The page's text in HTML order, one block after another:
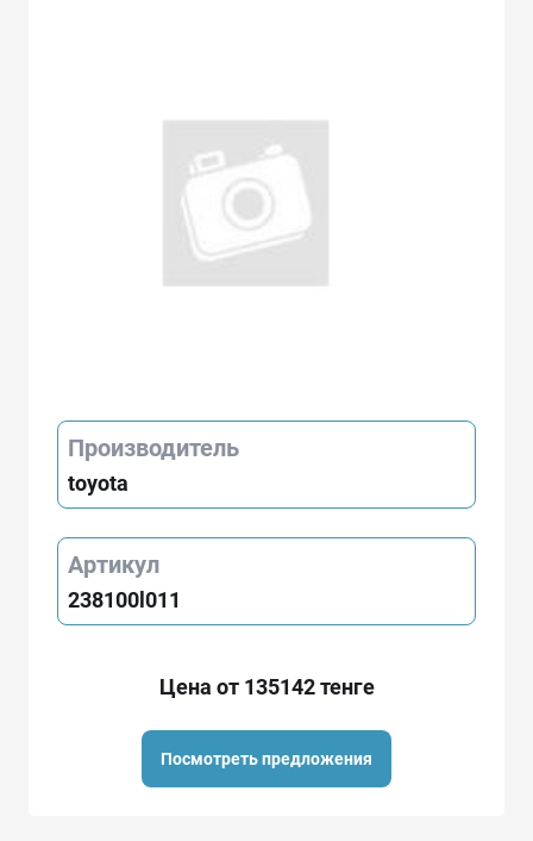
Производитель
toyota
Артикул
238100l011
Цена от 135142 тенге
Посмотреть предложения